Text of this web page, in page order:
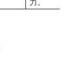
力。